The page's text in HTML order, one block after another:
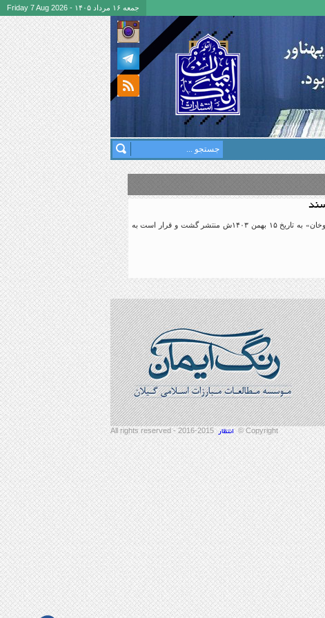
جمعه ۱۶ مرداد ۱۴۰۵ - Friday 7 Aug 2026
تصاویر این سند، اولین بار توسط دکتر حسین بهمنش، یکی از پژوهشگران استان گیلان، در کانال ایتای وی با نام «اوخان» به تاریخ ۱۵ بهمن ۱۴۰۳ش منتشر گشت و قرار است به
Copyright © انتظار 2015-2016 - All rights reserved